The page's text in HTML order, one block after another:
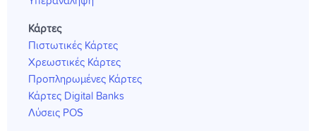
Κάρτες
Πιστωτικές Κάρτες
Χρεωστικές Κάρτες
Προπληρωμένες Κάρτες
Κάρτες Digital Banks
Λύσεις POS